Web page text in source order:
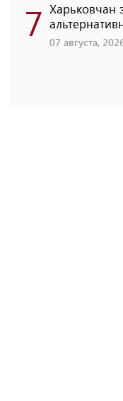
7 Харьковчан
07 августа,